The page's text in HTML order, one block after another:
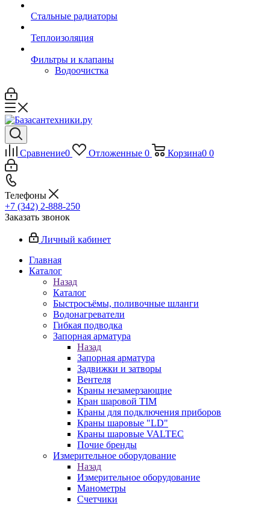
Стальные радиаторы
Теплоизоляция
Фильтры и клапаны
Водоочистка
Сравнение0 Отложенные 0 Корзина0 0
Телефоны
+7 (342) 2-888-250
Заказать звонок
Личный кабинет
Главная
Каталог
Назад
Каталог
Быстросъёмы, поливочные шланги
Водонагреватели
Гибкая подводка
Запорная арматура
Назад
Запорная арматура
Задвижки и затворы
Вентеля
Краны незамерзающие
Кран шаровой TIM
Краны для подключения приборов
Краны шаровые "LD"
Краны шаровые VALTEC
Почие бренды
Измерительное оборудование
Назад
Измерительное оборудование
Манометры
Счетчики